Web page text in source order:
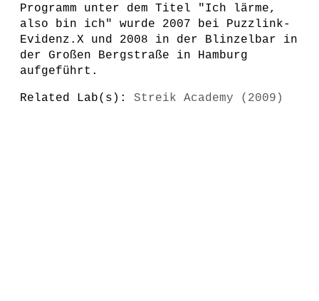
Programm unter dem Titel "Ich lärme,
also bin ich" wurde 2007 bei Puzzlink-
Evidenz.X und 2008 in der Blinzelbar in
der Großen Bergstraße in Hamburg
aufgeführt.
Related Lab(s): Streik Academy (2009)